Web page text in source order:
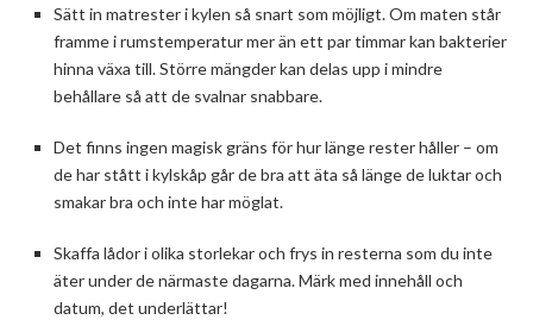
Sätt in matrester i kylen så snart som möjligt. Om maten står
framme i rumstemperatur mer än ett par timmar kan bakterier
hinna växa till. Större mängder kan delas upp i mindre
behållare så att de svalnar snabbare.
Det finns ingen magisk gräns för hur länge rester håller – om
de har stått i kylskåp går de bra att äta så länge de luktar och
smakar bra och inte har möglat.
Skaffa lådor i olika storlekar och frys in resterna som du inte
äter under de närmaste dagarna. Märk med innehåll och
datum, det underlättar!